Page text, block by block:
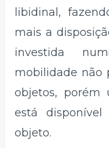
libidinal,
mais a
investida
mobilidade não
objetos, porém
está
objeto.